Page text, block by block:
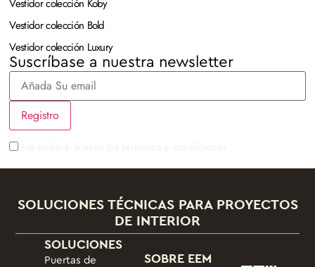
Vestidor colección Koby
Vestidor colección Bold
Vestidor colección Luxury
Suscríbase a nuestra newsletter
SOLUCIONES TÉCNICAS PARA PROYECTOS
DE INTERIOR
SOLUCIONES
Puertas de
SOBRE EEM